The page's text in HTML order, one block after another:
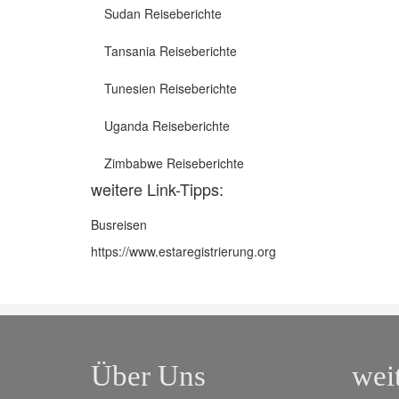
Sudan Reiseberichte
Tansania Reiseberichte
Tunesien Reiseberichte
Uganda Reiseberichte
Zimbabwe Reiseberichte
weitere Link-Tipps:
Busreisen
https://www.estaregistrierung.org
Über Uns